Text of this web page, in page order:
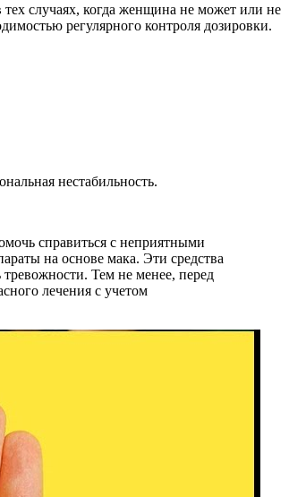
случаях, когда женщина не может или не
регулярного контроля дозировки.
нестабильность.
справиться с неприятными
на основе мака. Эти средства
Тем не менее, перед
лечения с учетом